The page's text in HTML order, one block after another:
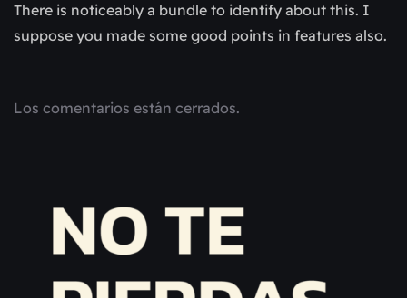
There is noticeably a bundle to identify about this. I
suppose you made some good points in features also.
Los comentarios están cerrados.